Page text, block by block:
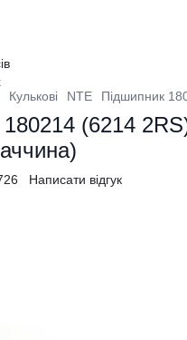
Кулькові NTE Підшипник
(6214
Написати відгук